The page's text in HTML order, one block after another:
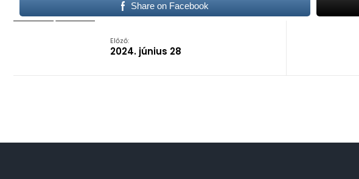
Share on Facebook
Előző:
2024. június 28